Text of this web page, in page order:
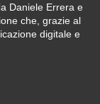
Daniele Errera e
che, grazie al
digitale e